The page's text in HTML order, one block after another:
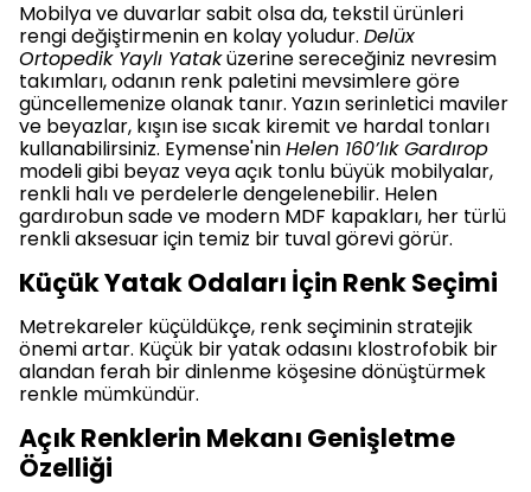
Mobilya ve duvarlar sabit olsa da, tekstil ürünleri
rengi değiştirmenin en kolay yoludur. Delüx
Ortopedik Yaylı Yataküzerine sereceğiniz nevresim
takımları, odanın renk paletini mevsimlere göre
güncellemenize olanak tanır. Yazın serinletici maviler
ve beyazlar, kışın ise sıcak kiremit ve hardal tonları
kullanabilirsiniz. Eymense'ninHelen 160’lık Gardırop
modeli gibi beyaz veya açık tonlu büyük mobilyalar,
renkli halı ve perdelerle dengelenebilir. Helen
gardırobun sade ve modern MDF kapakları, her türlü
renkli aksesuar için temiz bir tuval görevi görür.
Küçük Yatak Odaları İçin Renk Seçimi
Metrekareler küçüldükçe, renk seçiminin stratejik
önemi artar. Küçük bir yatak odasını klostrofobik bir
alandan ferah bir dinlenme köşesine dönüştürmek
renkle mümkündür.
Açık Renklerin Mekanı Genişletme
Özelliği